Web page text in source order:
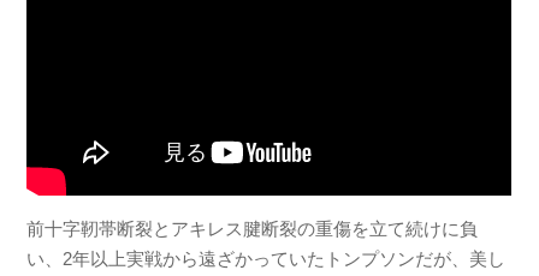
前十字靭帯断裂とアキレス腱断裂の重傷を立て続けに負
い、2年以上実戦から遠ざかっていたトンプソンだが、美し